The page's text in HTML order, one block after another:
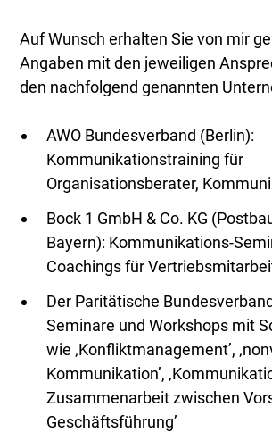
Auf Wunsch erhalten Sie von mir
Angaben mit den jeweiligen
den nachfolgend genannten
AWO Bundesverband (Berlin):
Kommunikationstraining für
Organisationsberater,
Bock 1 GmbH & Co. KG
Bayern): Kommunikations-
Coachings für
Der Paritätische
Seminare und Workshops mit
wie ‚Konfliktmanagement’,
Kommunikation’,
Zusammenarbeit zwischen
Geschäftsführung’